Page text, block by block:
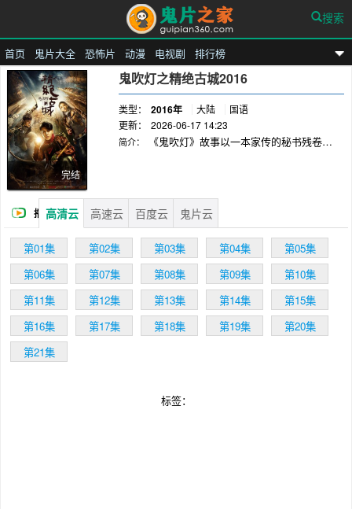
鬼片之家
首页 鬼片大全 恐怖片 动漫 电视剧 排行榜
搜索
完结
鬼吹灯之精绝古城2016
类型： 2016年 大陆
国语
更新：
2026-06-17 14:23
简介：
《鬼吹灯》故事以一本家传的秘书残卷为
毕竟那些龙形虎藏、揭天拔地、倒海翻江的举
动，都迵异庸俗，在离奇诡异的地下世界中，历
史的神秘面纱正一层层地被揭开……
播 高清云 高速云 百度云 鬼片云
第01集 第02集 第03集 第04集
第05集
第06集
第07集 第08集 第09集
第10集
第11集
第12集 第13集 第14集
第15集
第16集
第17集 第18集 第19集
第20集
第21集
标签：